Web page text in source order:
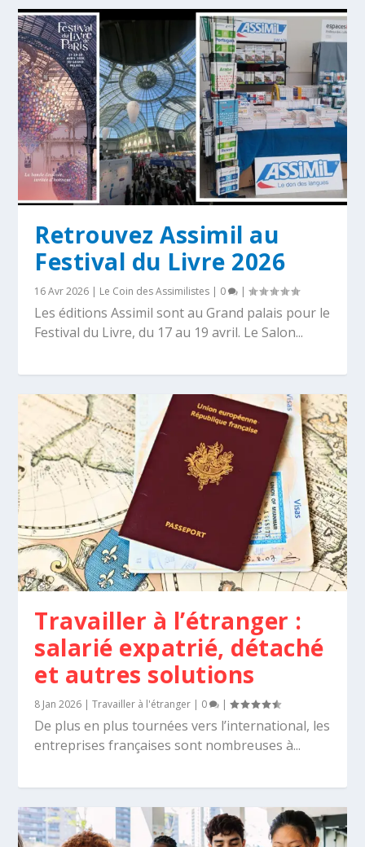
Retrouvez Assimil au
Festival du Livre 2026
16 Avr 2026 | Le Coin des Assimilistes | 0 |
Les éditions Assimil sont au Grand palais pour le
Festival du Livre, du 17 au 19 avril. Le Salon...
Travailler à l’étranger :
salarié expatrié, détaché
et autres solutions
8 Jan 2026 |Travailler à l'étranger | 0 |
De plus en plus tournées vers l’international, les
entreprises françaises sont nombreuses à...